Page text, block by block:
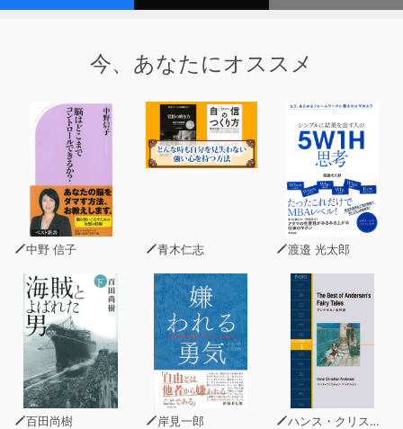
ミックスルーツ／鬼トレ
5. 日本語ノート
より手軽になった家庭料理
6.. まんが日本語探索
おふくろの味
※このコンテンツは、雑誌とあわせてご利用いただくと便
購入先:ヤック企画 info@hiraganatimes.com
今、あなたにオススメ
中野 信子 青木仁志 渡邉 光太郎
百田尚樹 岸見一郎 ハンス・クリスチャン・アンデルセン